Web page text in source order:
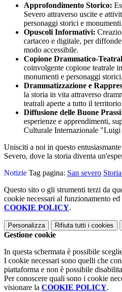
Approfondimento Storico:
Severo attraverso uscite e
personaggi storici e monumenti.
Opuscoli Informativi:
cartaceo e digitale, per
modo accessibile.
Copione Drammatico-
coinvolgente copione teatrale
monumenti e personaggi storici.
Drammatizzazione e
la storia in vita attraverso
teatrali aperte a tutto il territorio.
Diffusione delle Buone
esperienze e apprendimenti,
Culturale Internazionale
Unisciti a noi in questo
Severo, dove la storia diventa
Notizie Tag pagina: San severo
Questo sito o gli strumenti terzi da
cookie necessari al funzionamento
COOKIE POLICY.
Personalizza Rifiuta tutti i cookies
Gestione cookie
In questa schermata è possibile
I cookie necessari sono quelli che
piattaforma e non è possibile
Per conoscere quali sono i cookie
visionare la COOKIE POLICY.